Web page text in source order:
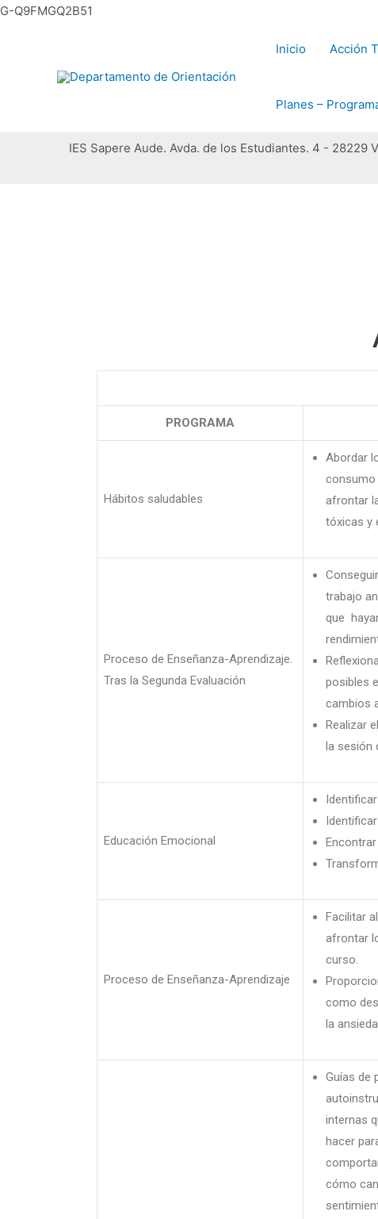
G-Q9FMGQ2B51
Inicio Acción
Planes –
IES Sapere Aude. Avda. de los Estudiantes. 4 -
PROGRAMA
Hábitos saludables
Abordar
consumo
afrontar
tóxicas y
Proceso de Enseñanza-Aprendizaje.
Tras la Segunda Evaluación
trabajo
que
posibles
cambios
Realizar
la sesión
Educación Emocional
Proceso de Enseñanza-Aprendizaje
Facilitar
afrontar
curso.
como
la
Guías de
internas
hacer
cómo